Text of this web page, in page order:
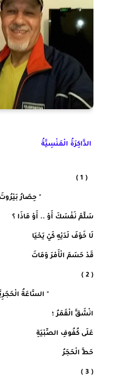
الذَّاكِرَةُ الْمَنْسِيَّةُ
( 1 )
سَلِّمْ نَفْسَكَ أَوْ .. أَوْ مَاذَا ؟
لَا خَوْفَ لَدَيْهِ كَيْ يَحْيَا
قَدْ حَسَمَ الْأَمْرَ وَمَاتَ
( 2 )
انْشَقَّ الْقَمَرُ ؛
عَلَى كُفُوفِ الصِّبْيَةِ
حَطَّ الْحَجَرُ
( 3 )